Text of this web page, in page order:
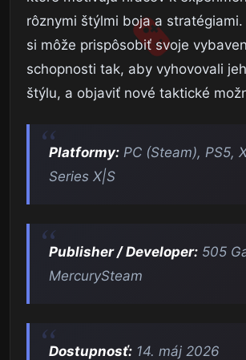
rôznymi štýlmi boja a
si môže prispôsobiť svoje
schopnosti tak, aby vyhovovali
štýlu, a objaviť nové taktické
Platformy: PC (Steam), PS5,
Series X|S
Publisher / Developer: 505
MercurySteam
Dostupnosť: 14. máj 2026